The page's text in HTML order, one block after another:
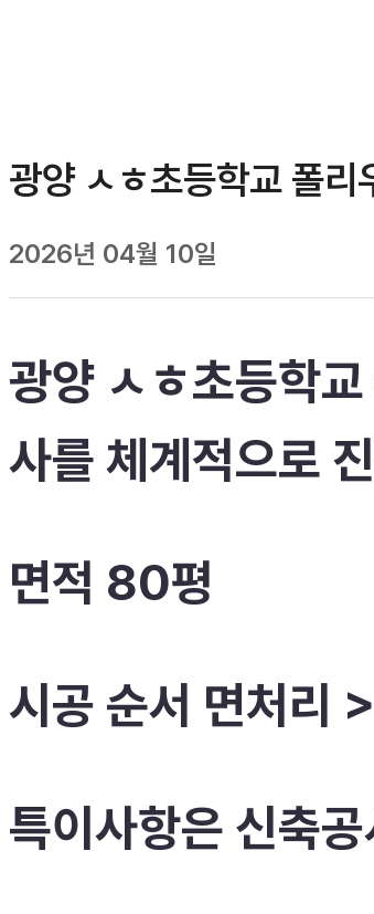
광양 ㅅㅎ초등학교 폴리
2026년 04월 10일
광양 ㅅㅎ초등학
사를 체계적으로
면적 80평
시공 순서 면처리 >
특이사항은 신축